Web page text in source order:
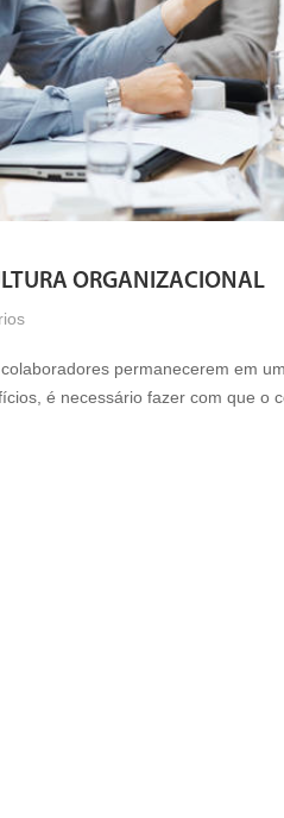
ORGANIZACIONAL
permanecerem em
é necessário fazer com que o